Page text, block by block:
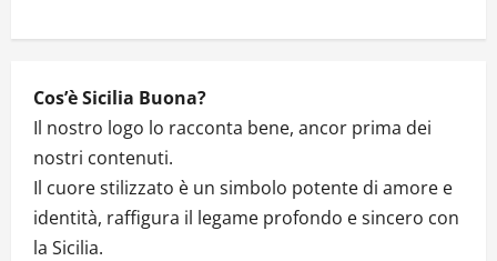
Cos’è Sicilia Buona?
Il nostro logo lo racconta bene, ancor prima dei
nostri contenuti.
Il cuore stilizzato è un simbolo potente di amore e
identità, raffigura il legame profondo e sincero con
la Sicilia.